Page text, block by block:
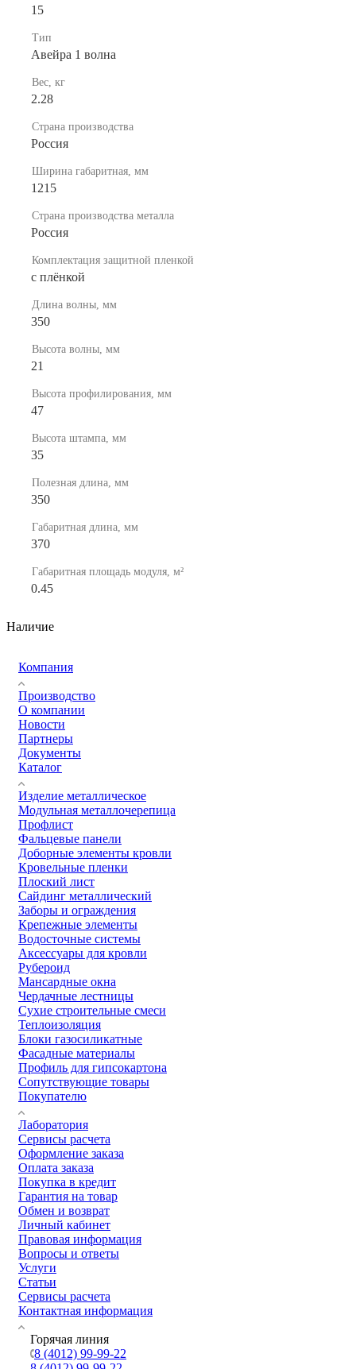
15
Тип
Авейра 1 волна
Вес, кг
2.28
Страна производства
Россия
Ширина габаритная, мм
1215
Страна производства металла
Россия
Комплектация защитной пленкой
с плёнкой
Длина волны, мм
350
Высота волны, мм
21
Высота профилирования, мм
47
Высота штампа, мм
35
Полезная длина, мм
350
Габаритная длина, мм
370
Габаритная площадь модуля, м²
0.45
Наличие
Компания
Производство
О компании
Новости
Партнеры
Документы
Каталог
Изделие металлическое
Модульная металлочерепица
Профлист
Фальцевые панели
Доборные элементы кровли
Кровельные пленки
Плоский лист
Сайдинг металлический
Заборы и ограждения
Крепежные элементы
Водосточные системы
Аксессуары для кровли
Рубероид
Мансардные окна
Чердачные лестницы
Сухие строительные смеси
Теплоизоляция
Блоки газосиликатные
Фасадные материалы
Профиль для гипсокартона
Сопутствующие товары
Покупателю
Лаборатория
Сервисы расчета
Оформление заказа
Оплата заказа
Покупка в кредит
Гарантия на товар
Обмен и возврат
Личный кабинет
Правовая информация
Вопросы и ответы
Услуги
Статьи
Сервисы расчета
Контактная информация
Горячая линия
8 (4012) 99-99-22